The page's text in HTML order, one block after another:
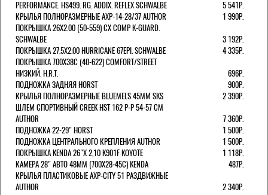
PERFORMANCE. HS499. RG. ADDIX. REFLEX SCHWALBE
5 541Р.
КРЫЛЬЯ ПОЛНОРАЗМЕРНЫЕ AXP-14-28/37 AUTHOR
1 990Р.
ПОКРЫШКА 26X2.00 (50-559) CX COMP K-GUARD.
SCHWALBE
3 192Р.
ПОКРЫШКА 27.5X2.00 HURRICANE 67EPI. SCHWALBE
4 335Р.
ПОКРЫШКА 700X38С (40-622) COMFORT/STREET
НИЗКИЙ. H.R.T.
696Р.
ПОДНОЖКА ЗАДНЯЯ HORST
900Р.
КРЫЛЬЯ ПОЛНОРАЗМЕРНЫЕ BLUEMELS 45MM SKS
2 390Р.
ШЛЕМ СПОРТИВНЫЙ CREEK HST 162 Р-Р 54-57 СМ
AUTHOR
7 360Р.
ПОДНОЖКА 22-29" HORST
1 500Р.
ПОДНОЖКА ЦЕНТРАЛЬНОГО КРЕПЛЕНИЯ AUTHOR
1 500Р.
ПОКРЫШКА KENDA 26"Х 2,10 K901F KOYOTE
1 118Р.
КАМЕРА 28" АВТО 48ММ (700Х28-45С) KENDA
487Р.
КРЫЛЬЯ ПЛАСТИКОВЫЕ AXP-CITY 51 РАЗДВИЖНЫЕ
AUTHOR
2 340Р.